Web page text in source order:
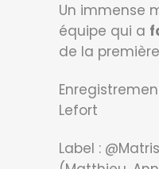
Un immense
équipe qui a
de la
Lefort
Label :